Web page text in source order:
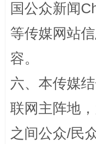
扯下公款旅游
国公众新闻
等传媒网站
容。
六、本传媒
联网主阵地
之间公众/民